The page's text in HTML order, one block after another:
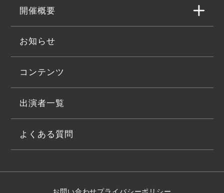
開催概要
お知らせ
コンテンツ
出演者一覧
よくある質問